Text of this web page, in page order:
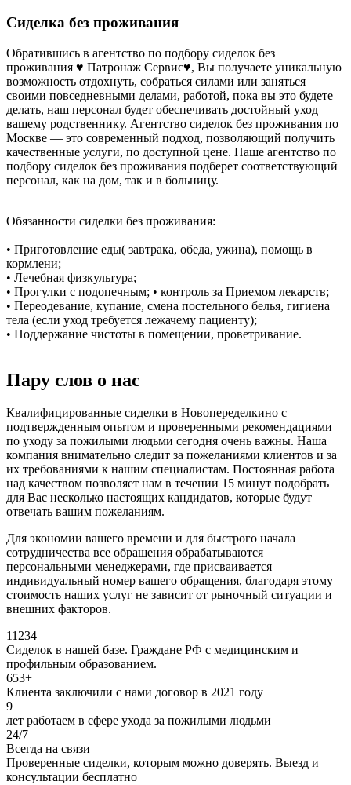
Сиделка без проживания
Обратившись в агентство по подбору сиделок без
проживания ♥ Патронаж Сервис♥, Вы получаете уникальную
возможность отдохнуть, собраться силами или заняться
своими повседневными делами, работой, пока вы это будете
делать, наш персонал будет обеспечивать достойный уход
вашему родственнику. Агентство сиделок без проживания по
Москве — это современный подход, позволяющий получить
качественные услуги, по доступной цене. Наше агентство по
подбору сиделок без проживания подберет соответствующий
персонал, как на дом, так и в больницу.
Обязанности сиделки без проживания:
• Приготовление еды( завтрака, обеда, ужина), помощь в
кормлени;
• Лечебная физкультура;
• Прогулки с подопечным; • контроль за Приемом лекарств;
• Переодевание, купание, смена постельного белья, гигиена
тела (если уход требуется лежачему пациенту);
• Поддержание чистоты в помещении, проветривание.
Пару слов о нас
Квалифицированные сиделки в Новопеределкино с
подтвержденным опытом и проверенными рекомендациями
по уходу за пожилыми людьми сегодня очень важны. Наша
компания внимательно следит за пожеланиями клиентов и за
их требованиями к нашим специалистам. Постоянная работа
над качеством позволяет нам в течении 15 минут подобрать
для Вас несколько настоящих кандидатов, которые будут
отвечать вашим пожеланиям.
Для экономии вашего времени и для быстрого начала
сотрудничества все обращения обрабатываются
персональными менеджерами, где присваивается
индивидуальный номер вашего обращения, благодаря этому
стоимость наших услуг не зависит от рыночный ситуации и
внешних факторов.
11234
Сиделок в нашей базе. Граждане РФ с медицинским и
профильным образованием.
653+
Клиента заключили с нами договор в 2021 году
9
лет работаем в сфере ухода за пожилыми людьми
24/7
Всегда на связи
Проверенные сиделки, которым можно доверять. Выезд и
консультации бесплатно